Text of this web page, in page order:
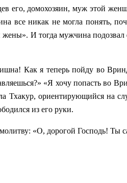
его, домохозяин, муж этой
все никак не могла понять,
жены». И тогда мужчина
Как я теперь пойду во
«Я хочу попасть во
Тхакур, ориентирующийся на
из его руки.
«О, дорогой Господь!